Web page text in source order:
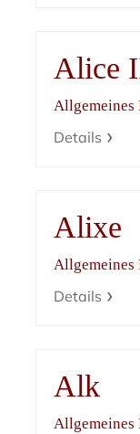
Alice
Allgemeines
Details
Alixe
Allgemeines
Details
Alk
Allgemeines